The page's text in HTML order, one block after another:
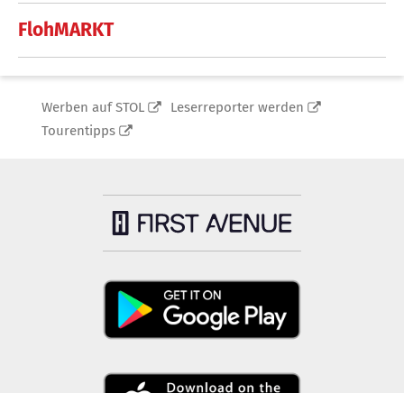
FlohMARKT
Werben auf STOL
Leserreporter werden
Tourentipps